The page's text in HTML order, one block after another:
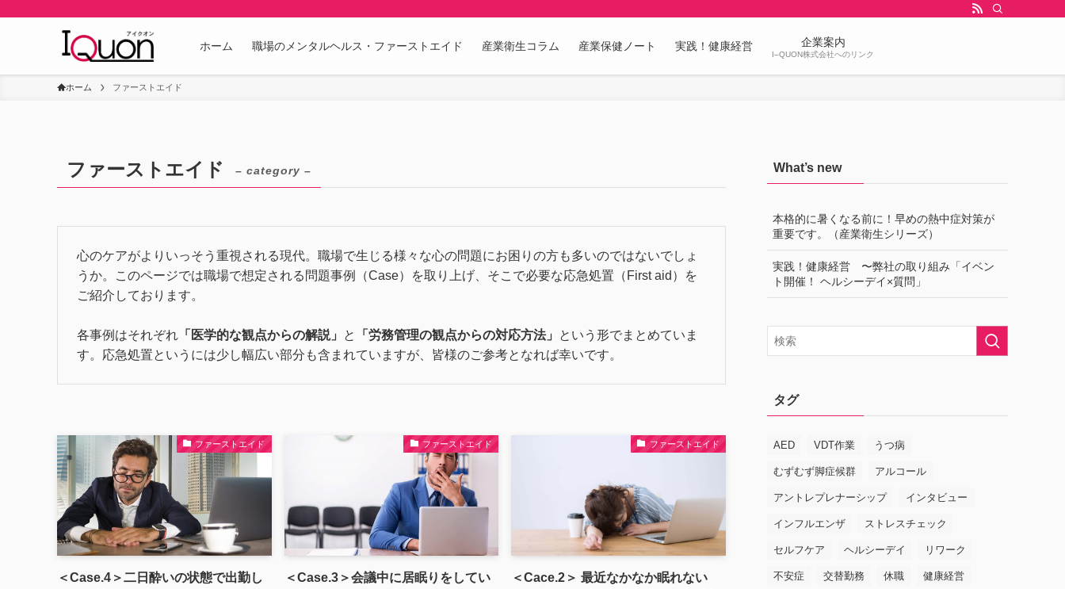
ホーム 職場のメンタルヘルス・ファーストエイド 産業衛生コラム 産業保健ノート 実践！健康経営 企業案内
I–QUON株式会社へのリンク
ホーム ファーストエイド
ファーストエイド – category –
心のケアがよりいっそう重視される現代。職場で生じる様々な心の問題にお困りの方も多いのではないでしょ
うか。このページでは職場で想定される問題事例（Case）を取り上げ、そこで必要な応急処置（First aid）を
ご紹介しております。
各事例はそれぞれ 「医学的な観点からの解説」 と 「労務管理の観点からの対応方法」
という形でまとめていま
す。応急処置というには少し幅広い部分も含まれていますが、皆様のご参考となれば幸いです。
ファーストエイド
＜Case.4＞二日酔いの状態で出勤し
ファーストエイド
＜Case.3＞会議中に居眠りをしてい
ファーストエイド
＜Cace.2＞ 最近なかなか眠れない
What’s new
本格的に暑くなる前に！早めの熱中症対策が
重要です。（産業衛生シリーズ）
実践！健康経営 〜弊社の取り組み「イベン
ト開催！ ヘルシーデイ×質問」
タグ
AED VDT作業 うつ病
むずむず脚症候群 アルコール
アントレプレナーシップ インタビュー
インフルエンザ ストレスチェック
セルフケア ヘルシーデイ リワーク
不安症 交替勤務 休職 健康経営